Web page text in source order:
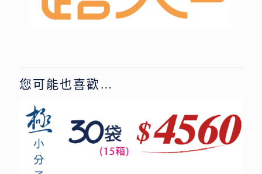
您可能也喜歡…